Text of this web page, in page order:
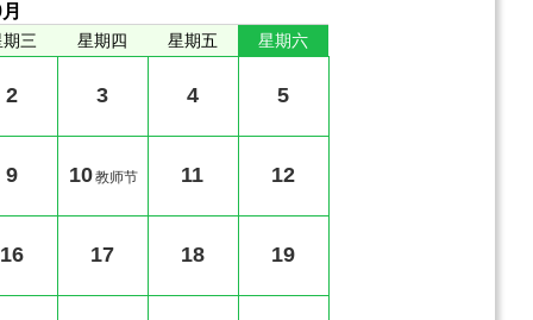
月
期三 星期四 星期五 星期六
2 3 4 5
9 10教师节 11 12
16 17 18 19